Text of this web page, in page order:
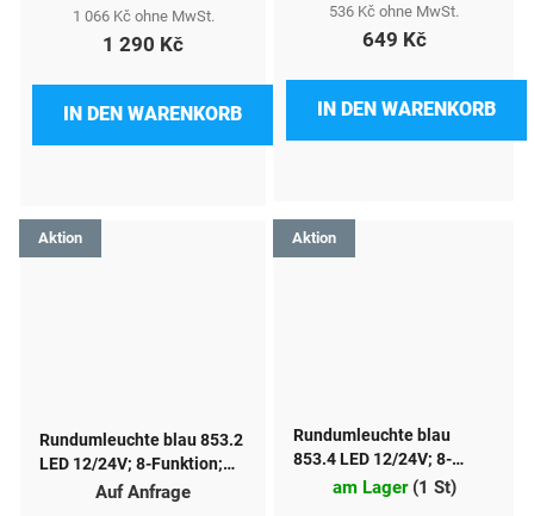
1 066 Kč ohne MwSt.
1 290 Kč
IN DEN WARENKORB
536 Kč ohne MwSt.
649 Kč
IN DEN WARENKORB
Aktion
Rundumleuchte blau 853.2
LED 12/24V; 8-Funktion;
magnetischAuf Anfrage
Aktion
Rundumleuchte blau
853.4 LED 12/24V; 8-
Funktionam Lager (1 St)